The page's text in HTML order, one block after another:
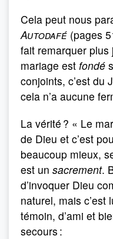
Cela peut nous
Autodafé (pages
fait remarquer plus
mariage est fondé
conjoints, c’est du
cela n’a aucune
La vérité ? « Le
de Dieu et c’est
beaucoup mieux,
est un sacrement.
d’invoquer Dieu
naturel, mais c’est
témoin, d’ami et
secours :